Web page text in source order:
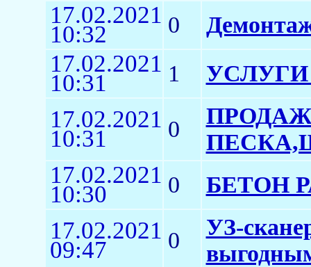
17.02.2021
10:32 0
17.02.2021
10:31 1
17.02.2021
10:31 0
17.02.2021
10:30 0 БЕТОН
17.02.2021
09:47 0
УЗ-